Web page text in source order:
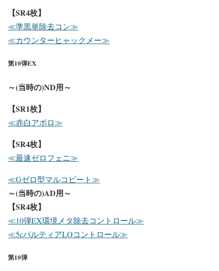
【SR4枚】
≪準黒単除去コン≫
≪カウンターヒャックメー≫
第10弾EX
～(当時の)ND用～
【SR1枚】
≪赤白アポロ≫
【SR4枚】
≪最速ゼロフェニ≫
≪Gゼロ型マルコビート≫
～(当時の)AD用～
【SR4枚】
≪10弾EX環境メタ除去コントロール≫
≪5cパルティアLOコントロール≫
第10弾